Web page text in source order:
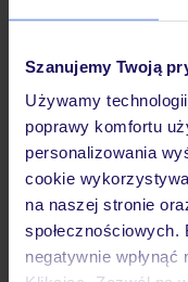
Szanujemy Twoją
Używamy
poprawy komfortu
personalizowania
cookie
na naszej stronie
negatywnie
Hotel
Opinie
Pokoje
Wyżywienie